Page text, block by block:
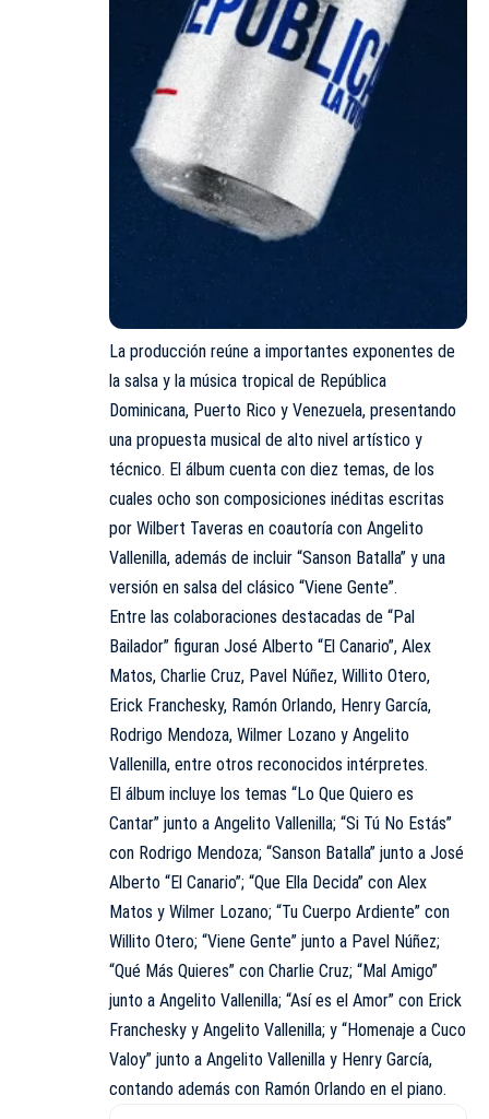
La producción reúne a importantes exponentes de
la salsa y la música tropical de República
Dominicana, Puerto Rico y Venezuela, presentando
una propuesta musical de alto nivel artístico y
técnico. El álbum cuenta con diez temas, de los
cuales ocho son composiciones inéditas escritas
por Wilbert Taveras en coautoría con Angelito
Vallenilla, además de incluir “Sanson Batalla” y una
versión en salsa del clásico “Viene Gente”.
Entre las colaboraciones destacadas de “Pal
Bailador” figuran José Alberto “El Canario”, Alex
Matos, Charlie Cruz, Pavel Núñez, Willito Otero,
Erick Franchesky, Ramón Orlando, Henry García,
Rodrigo Mendoza, Wilmer Lozano y Angelito
Vallenilla, entre otros reconocidos intérpretes.
El álbum incluye los temas “Lo Que Quiero es
Cantar” junto a Angelito Vallenilla; “Si Tú No Estás”
con Rodrigo Mendoza; “Sanson Batalla” junto a José
Alberto “El Canario”; “Que Ella Decida” con Alex
Matos y Wilmer Lozano; “Tu Cuerpo Ardiente” con
Willito Otero; “Viene Gente” junto a Pavel Núñez;
“Qué Más Quieres” con Charlie Cruz; “Mal Amigo”
junto a Angelito Vallenilla; “Así es el Amor” con Erick
Franchesky y Angelito Vallenilla; y “Homenaje a Cuco
Valoy” junto a Angelito Vallenilla y Henry García,
contando además con Ramón Orlando en el piano.